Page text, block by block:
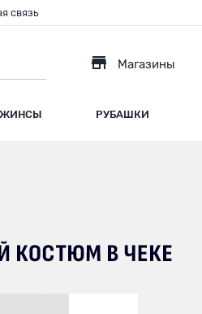
РУБАШКИ
Магазины
связь